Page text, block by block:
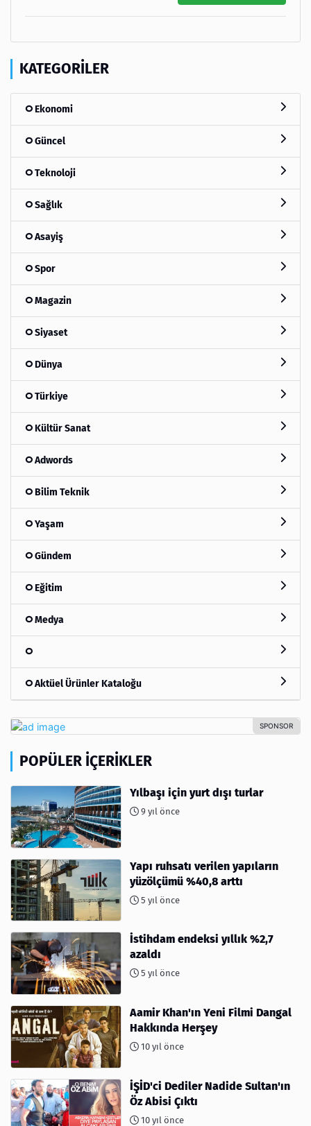
KATEGORILER
Ekonomi
Güncel
Teknoloji
Sağlık
Asayiş
Spor
Magazin
Siyaset
Dünya
Türkiye
Kültür Sanat
Adwords
Bilim Teknik
Yaşam
Gündem
Eğitim
Medya
Aktüel Ürünler Kataloğu
POPÜLER İÇERIKLER
Yılbaşı için yurt dışı turlar
9 yıl önce
Yapı ruhsatı verilen yapıların
yüzölçümü %40,8 arttı
5 yıl önce
İstihdam endeksi yıllık %2,7
azaldı
5 yıl önce
Aamir Khan'ın Yeni Filmi Dangal
Hakkında Herşey
10 yıl önce
İŞİD'ci Dediler Nadide Sultan'ın
Öz Abisi Çıktı
10 yıl önce